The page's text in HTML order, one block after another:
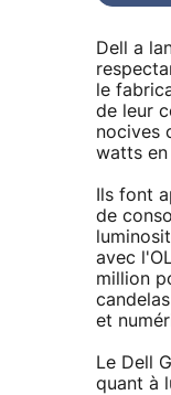
Dell a
le
de leur
nocives
watts
Ils font
de
avec
million
et
Le Dell
quant à